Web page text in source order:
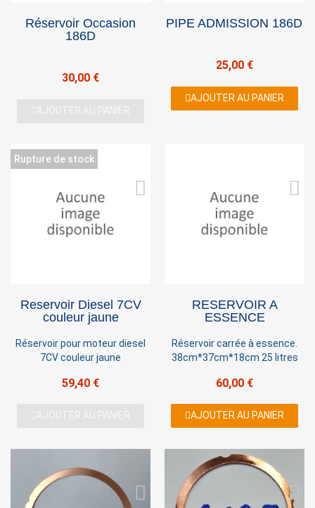
Réservoir Occasion
186D
30,00 €
AJOUTER AU PANIER
PIPE ADMISSION 186D
25,00 €
AJOUTER AU PANIER
Rupture de stock
Reservoir Diesel 7CV
couleur jaune
Réservoir pour moteur diesel
7CV couleur jaune
59,40 €
AJOUTER AU PANIER
RESERVOIR A
ESSENCE
Réservoir carrée à essence.
38cm*37cm*18cm 25 litres
60,00 €
AJOUTER AU PANIER